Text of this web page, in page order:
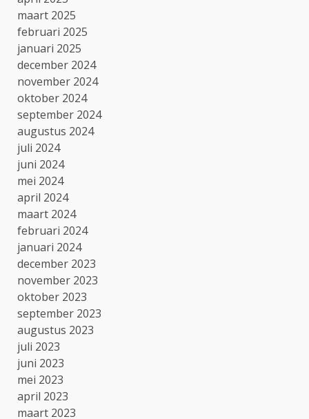
maart 2025
februari 2025
januari 2025
december 2024
november 2024
oktober 2024
september 2024
augustus 2024
juli 2024
juni 2024
mei 2024
april 2024
maart 2024
februari 2024
januari 2024
december 2023
november 2023
oktober 2023
september 2023
augustus 2023
juli 2023
juni 2023
mei 2023
april 2023
maart 2023